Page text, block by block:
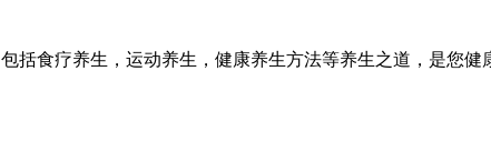
食疗养生，运动养生，健康养生方法等养生之道，是您健